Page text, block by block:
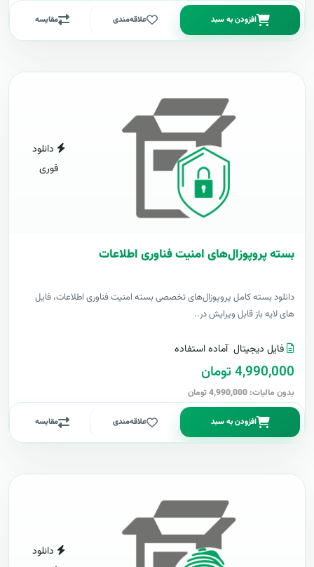
افزودن به سبد علاقه‌مندی مقایسه
دانلود
فوری
بسته پروپوزال‌های امنیت فناوری اطلاعات
دانلود بسته کامل پروپوزال‌های تخصصی بسته امنیت فناوری اطلاعات، فایل
های لایه باز قابل ویرایش در..
فایل دیجیتال آماده استفاده
4,990,000 تومان
بدون مالیات: 4,990,000 تومان
افزودن به سبد علاقه‌مندی مقایسه
دانلود